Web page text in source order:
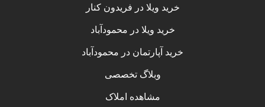
خرید ویلا در فریدون کنار
خرید ویلا در محمودآباد
خرید آپارتمان در محمودآباد
وبلاگ تخصصی
مشاهده املاک